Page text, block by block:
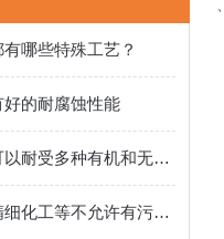
哪些特殊工艺？
好的耐腐蚀性能
四氟盘根可以耐受多种有机和无机化学物质的腐蚀
四氟盘根精细化工等不允许有污染的操作场中得到了广泛应用